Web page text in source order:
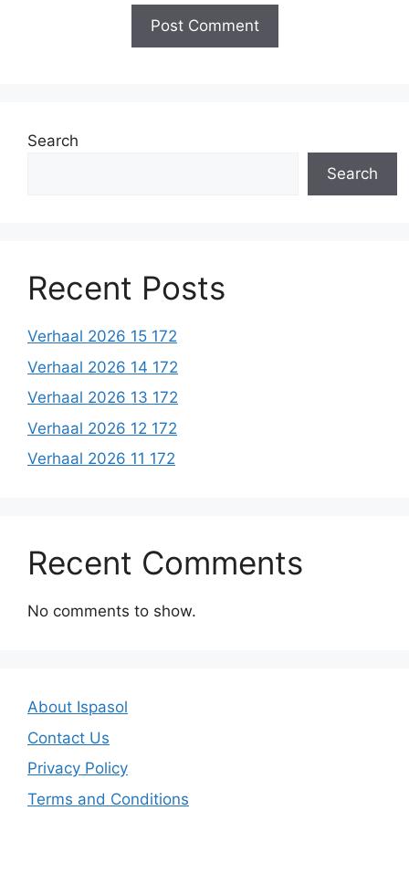
Search
Search
Recent Posts
Verhaal 2026 15 172
Verhaal 2026 14 172
Verhaal 2026 13 172
Verhaal 2026 12 172
Verhaal 2026 11 172
Recent Comments
No comments to show.
About Ispasol
Contact Us
Privacy Policy
Terms and Conditions